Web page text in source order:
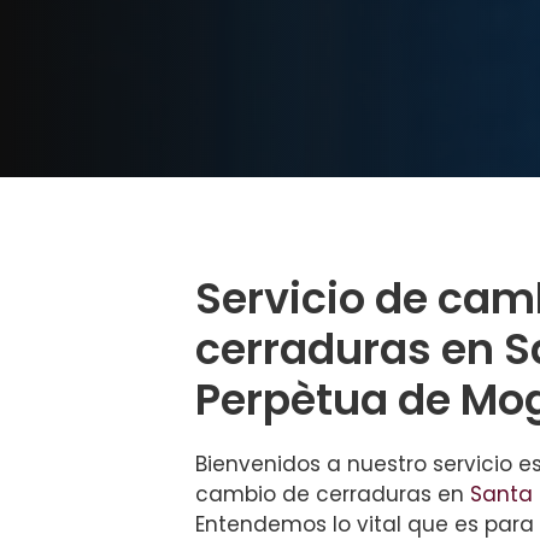
Servicio de
cerraduras en
Perpètua de
Bienvenidos a nuestro servicio
cambio de cerraduras en Santa
Entendemos lo vital que es